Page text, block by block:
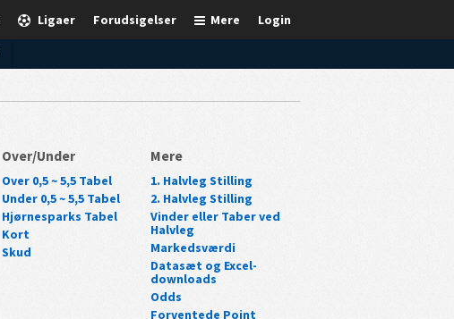
Login
Mere
Forudsigelser
Ligaer
Over/Under
Over 0,5 ~ 5,5 Tabel
Under 0,5 ~ 5,5 Tabel
Hjørnesparks Tabel
Kort
Skud
Mere
1. Halvleg Stilling
2. Halvleg Stilling
Vinder eller Taber ved
Halvleg
Markedsværdi
Datasæt og Excel-
downloads
Odds
Forventede Point